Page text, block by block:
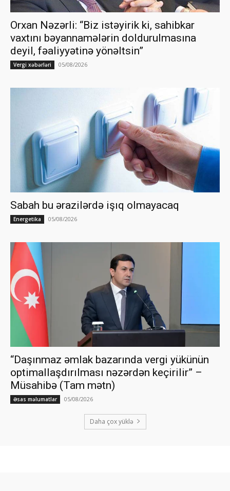
Orxan Nəzərli: “Biz istəyirik ki, sahibkar
vaxtını bəyannamələrin doldurulmasına
deyil, fəaliyyətinə yönəltsin”
Vergi xəbərləri 05/08/2026
Sabah bu ərazilərdə işıq olmayacaq
Energetika 05/08/2026
“Daşınmaz əmlak bazarında vergi yükünün
optimallaşdırılması nəzərdən keçirilir” –
Müsahibə (Tam mətn)
Əsas məlumatlar 05/08/2026
Daha çox yüklə